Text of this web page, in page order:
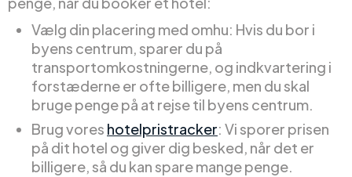
Vælg din placering med omhu: Hvis du bor i
byens centrum, sparer du på
transportomkostningerne, og indkvartering i
forstæderne er ofte billigere, men du skal
bruge penge på at rejse til byens centrum.
Brug vores hotelpristracker: Vi sporer prisen
på dit hotel og giver dig besked, når det er
billigere, så du kan spare mange penge.